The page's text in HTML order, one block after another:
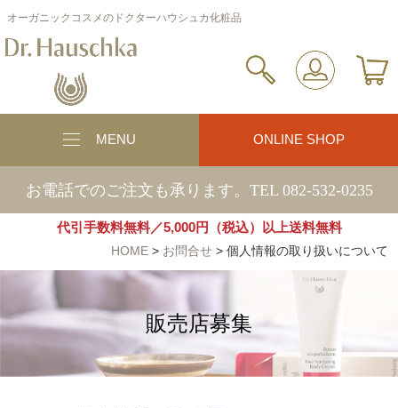
オーガニックコスメのドクターハウシュカ化粧品
MENU ONLINE SHOP
お電話でのご注文も承ります。TEL 082-532-0235
代引手数料無料／5,000円（税込）以上送料無料
HOME> お問合せ> 個人情報の取り扱いについて
販売店募集